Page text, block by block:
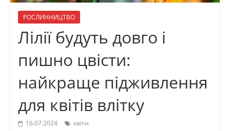
РОСЛИННИЦТВО
Лілії будуть довго і
пишно цвісти:
найкраще підживлення
для квітів влітку
16.07.2024 квіти